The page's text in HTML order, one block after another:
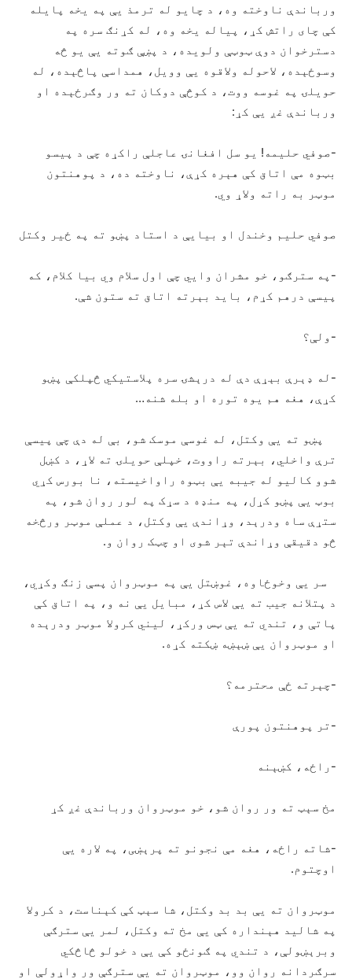
ورباندې ناوخته وه، د چایو له ترمذ یې په یخه پایله
کې چای راتش کړ، پیاله یخه وه، له کړنګ سره په
دسترخوان دوې ټوټې ولویده، د پښې ګوته یې یو څه
وسوځېده، لاحوله ولاقوه یې وویل، همداسې پاڅېده، له
حویلۍ په غوسه ووت، د کوڅې دوکان ته ور وګرځېده او
ورباندې غږ یې کړ:
-صوفي حلیمه! یو سل افغانۍ عاجلې راکړه چې د پیسو
بټوه مې اتاق کې هېره کړې، ناوخته ده، د پوهنتون
موټر به راته ولاړ وي.
صوفي حلیم وخندل او بیایې د استاد پښو ته په ځير وکتل
-په سترګو، خو مشران وايي چې اول سلام وي بیا کلام، که
پیسې درهم کړم، باید بېرته اتاق ته ستون شې.
-ولې؟
-له ډېرې بېړې دې له درېشۍ سره پلاستیکي څپلکې پښو
کړې، هغه هم یوه توره او بله شنه…
پښو ته یې وکتل، له غوسې موسک شو، بې له دې چې پیسې
ترې واخلي، بېرته راووت، خپلې حویلۍ ته لاړ، د کښل
شوو کالیو له جیبه یې بټوه راواخیسته، نا بورس کړي
بوټ یې پښو کړل، په منډه د سړک په لور روان شو، په
ستړې ساه ودرېد، وړاندې یې وکتل، د عملې موټر ورڅخه
څو دقیقې وړاندې تېر شوی او چټک روان و.
سر یې وخوځاوه، غوښتل یې په موټروان پسې زنګ وکړي،
د پتلانه جیب ته یې لاس کړ، مبایل یې نه و، په اتاق کې
پاتې و، تندي ته یې ټس ورکړ، لیني کرولا موټر ودرېده
او موټروان یې ښېښه ښکته کړه.
-چېرته ځې محترمه؟
-تر پوهنتون پورې
-راځه، کښېنه
مخ سېټ ته ور روان شو، خو موټروان ورباندې غږ کړ
-شاته راځه، هغه مې نجونو ته پرېښی، په لاره یې
اوچتوم.
موټروان ته یې بد بد وکتل، شا سېټ کې کېناست، د کرولا
په شالید هېنداره کې یې مخ ته وکتل، لمر یې سترګې
وبرېښولې، د تندي په ګونځو کې یې د خولو څاڅکي
سرګردانه روان وو، موټروان ته یې سترګې ور واړولې او